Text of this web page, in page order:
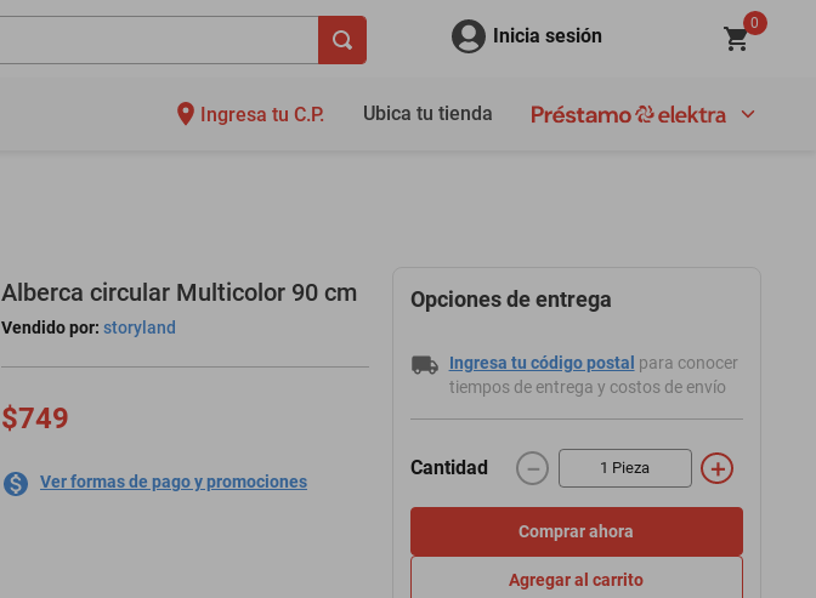
Inicia sesión
0
Ingresa tu C.P. Ubica tu tienda
Alberca circular Multicolor 90 cm
Vendido por: storyland
$749
Ver formas de pago y promociones
Opciones de entrega
Ingresa tu código postal para conocer
tiempos de entrega y costos de envío
Cantidad ＋
－
Comprar ahora
Agregar al carrito